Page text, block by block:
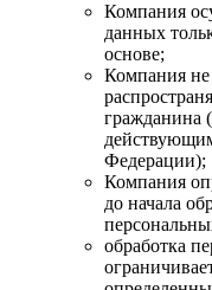
Компания
данных
основе;
Компания не
гражданина
Федерации);
Компания
до начала
обработка